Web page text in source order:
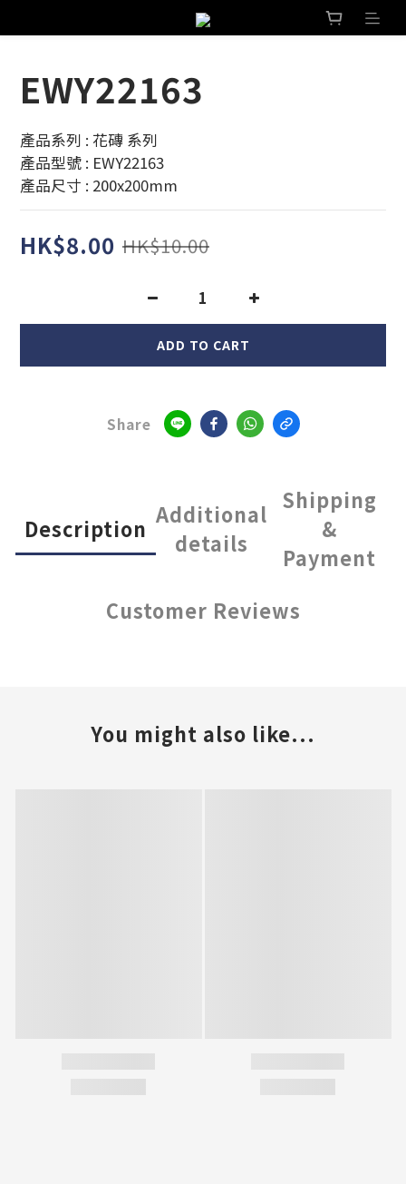
EWY22163
產品系列 : 花磚 系列
產品型號 : EWY22163
產品尺寸 : 200x200mm
HK$8.00 HK$10.00
ADD TO CART
Share
Description
Additional
details
Shipping
&
Payment
Customer Reviews
You might also like...